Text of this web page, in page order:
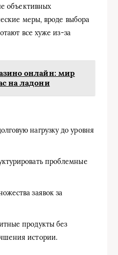
объективных
меры, вроде выбора
все хуже из-за
онлайн: мир
на ладони
нагрузку до уровня
проблемные
заявок за
продукты без
истории.